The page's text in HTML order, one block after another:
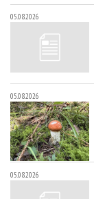
05.08.2026
05.08.2026
05.08.2026